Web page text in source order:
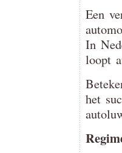
Een
In
loopt
het